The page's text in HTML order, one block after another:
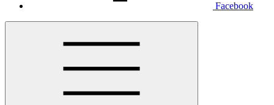
Facebook